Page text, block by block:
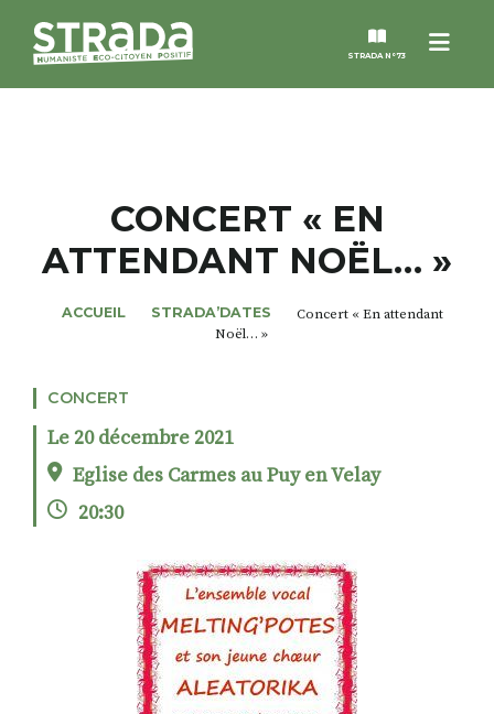
Menu
STRADA N°73
MAGAZINES
NOS THÈMES
ALTER STRADA
RECHERCHER
S'ABONNER
S'INSCRIRE À LA NEWSLETTER
FACEBOOKINSTAGRAMLINKEDINYOUTUBE
CONCERT « EN
ATTENDANT NOËL… »
ACCUEIL STRADA’DATES
Concert « En attendant
Noël… »
CONCERT
Le 20 décembre 2021
Eglise des Carmes au Puy en Velay
20:30